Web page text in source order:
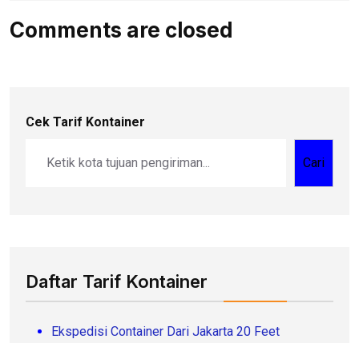
Comments are closed
Cek Tarif Kontainer
Cari
Daftar Tarif Kontainer
Ekspedisi Container Dari Jakarta 20 Feet